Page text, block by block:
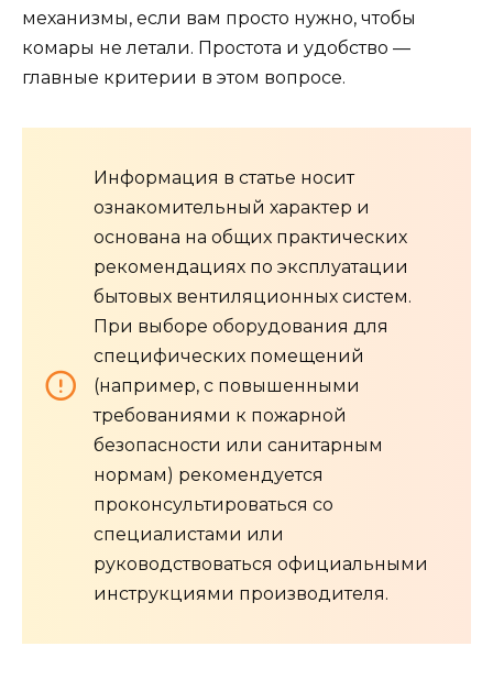
механизмы, если вам просто нужно, чтобы
комары не летали. Простота и удобство —
главные критерии в этом вопросе.
Информация в статье носит
ознакомительный характер и
основана на общих практических
рекомендациях по эксплуатации
бытовых вентиляционных систем.
При выборе оборудования для
специфических помещений
(например, с повышенными
требованиями к пожарной
безопасности или санитарным
нормам) рекомендуется
проконсультироваться со
специалистами или
руководствоваться официальными
инструкциями производителя.